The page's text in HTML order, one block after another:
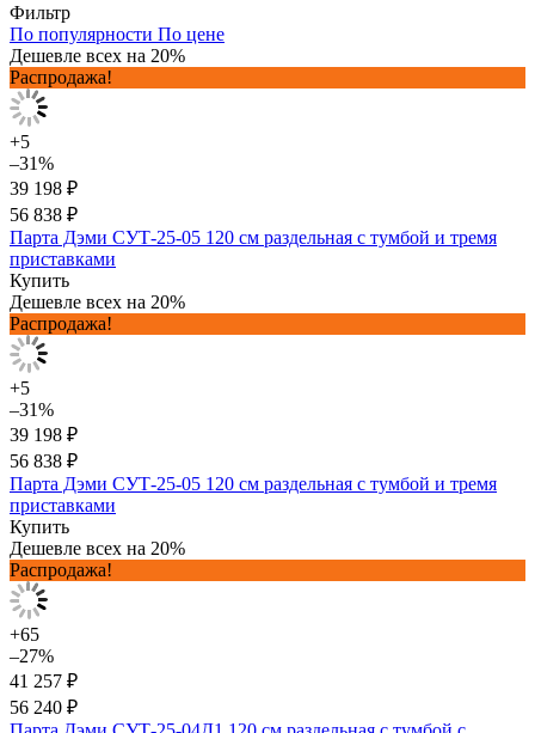
Фильтр
По популярности По цене
Дешевле всех на 20%
Распродажа!
+5
–31%
39 198 ₽
56 838 ₽
Парта Дэми СУТ-25-05 120 см раздельная с тумбой и тремя
приставками
Купить
Дешевле всех на 20%
Распродажа!
+5
–31%
39 198 ₽
56 838 ₽
Парта Дэми СУТ-25-05 120 см раздельная с тумбой и тремя
приставками
Купить
Дешевле всех на 20%
Распродажа!
+65
–27%
41 257 ₽
56 240 ₽